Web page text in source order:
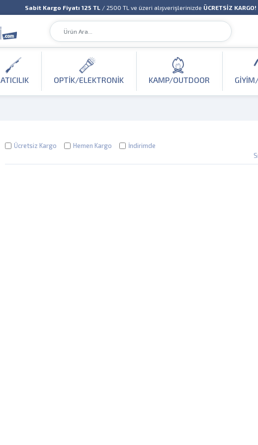
Sabit Kargo Fiyatı 125 TL / 2500 TL ve üzeri alışverişlerinizde ÜCRETSİZ KARGO!
ATICILIK OPTIK/ELEKTRONIK KAMP/OUTDOOR
Ücretsiz Kargo Hemen Kargo
İndirimde